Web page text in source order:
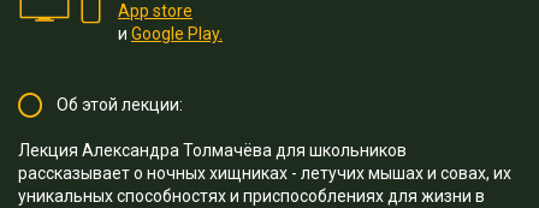
App store
и Google Play.
Об этой лекции:
Лекция Александра Толмачёва для школьников
рассказывает о ночных хищниках - летучих мышах и совах, их
уникальных способностях и приспособлениях для жизни в